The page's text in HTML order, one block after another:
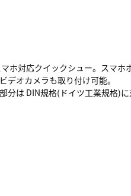
ホ対応クイックシュー。スマホ
オカメラも取り付け可能。
は DIN規格(ドイツ工業規格)に